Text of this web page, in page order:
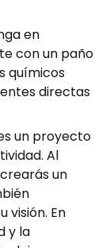
en
con un paño
químicos
directas
un proyecto
Al
un
visión. En
y la